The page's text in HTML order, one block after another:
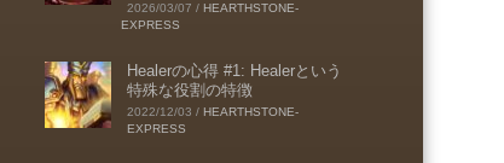
2026/03/07 / HEARTHSTONE-
EXPRESS
Healerの心得 #1: Healerという
特殊な役割の特徴
2022/12/03 / HEARTHSTONE-
EXPRESS